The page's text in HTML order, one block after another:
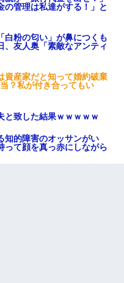
の管理は私達がする！」と
白粉の匂い」が鼻につくも
友人奥「素敵なアンティ
資産家だと知って婚約破棄
？私が付き合ってもい
と致した結果ｗｗｗｗｗ
知的障害のオッサンがい
って顔を真っ赤にしながら